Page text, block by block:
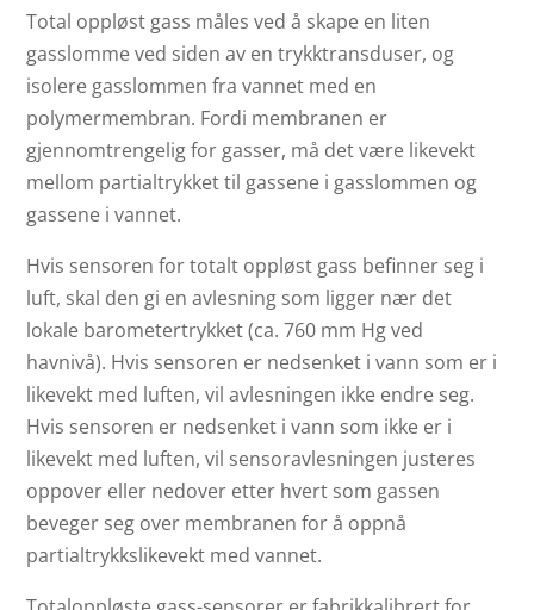
Total oppløst gass måles ved å skape en liten
gasslomme ved siden av en trykktransduser, og
isolere gasslommen fra vannet med en
polymermembran. Fordi membranen er
gjennomtrengelig for gasser, må det være likevekt
mellom partialtrykket til gassene i gasslommen og
gassene i vannet.
Hvis sensoren for totalt oppløst gass befinner seg i
luft, skal den gi en avlesning som ligger nær det
lokale barometertrykket (ca. 760 mm Hg ved
havnivå). Hvis sensoren er nedsenket i vann som er i
likevekt med luften, vil avlesningen ikke endre seg.
Hvis sensoren er nedsenket i vann som ikke er i
likevekt med luften, vil sensoravlesningen justeres
oppover eller nedover etter hvert som gassen
beveger seg over membranen for å oppnå
partialtrykkslikevekt med vannet.